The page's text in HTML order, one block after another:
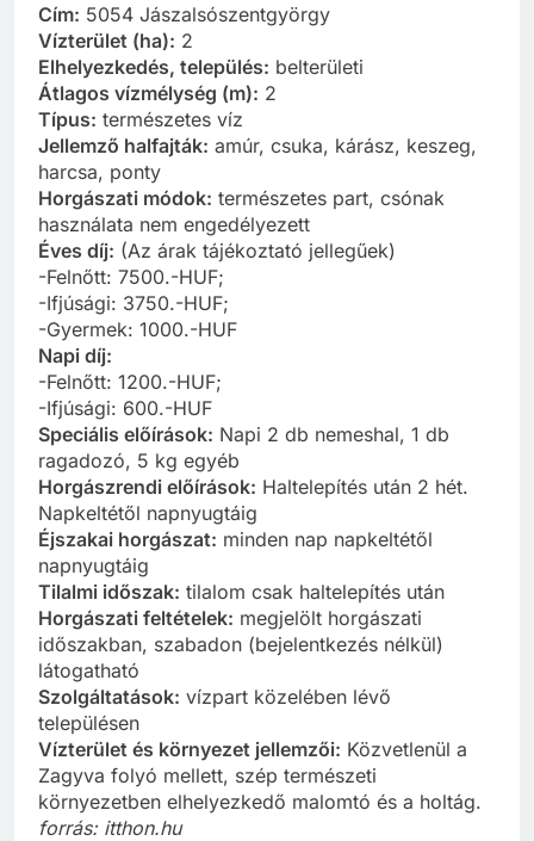
Cím: 5054 Jászalsószentgyörgy
Vízterület (ha): 2
Elhelyezkedés, település: belterületi
Átlagos vízmélység (m): 2
Típus: természetes víz
Jellemző halfajták: amúr, csuka, kárász, keszeg,
harcsa, ponty
Horgászati módok: természetes part, csónak
használata nem engedélyezett
Éves díj: (Az árak tájékoztató jellegűek)
-Felnőtt: 7500.-HUF;
-Ifjúsági: 3750.-HUF;
-Gyermek: 1000.-HUF
Napi díj:
-Felnőtt: 1200.-HUF;
-Ifjúsági: 600.-HUF
Speciális előírások: Napi 2 db nemeshal, 1 db
ragadozó, 5 kg egyéb
Horgászrendi előírások: Haltelepítés után 2 hét.
Napkeltétől napnyugtáig
Éjszakai horgászat: minden nap napkeltétől
napnyugtáig
Tilalmi időszak: tilalom csak haltelepítés után
Horgászati feltételek: megjelölt horgászati
időszakban, szabadon (bejelentkezés nélkül)
látogatható
Szolgáltatások: vízpart közelében lévő
településen
Vízterület és környezet jellemzői: Közvetlenül a
Zagyva folyó mellett, szép természeti
környezetben elhelyezkedő malomtó és a holtág.
forrás: itthon.hu